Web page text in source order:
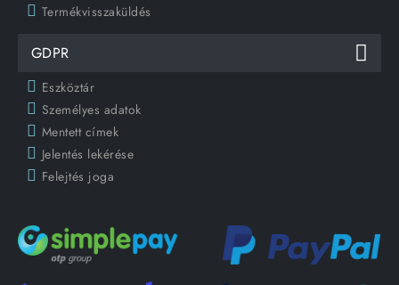
Termékvisszaküldés
GDPR
Eszköztár
Személyes adatok
Mentett címek
Jelentés lekérése
Felejtés joga